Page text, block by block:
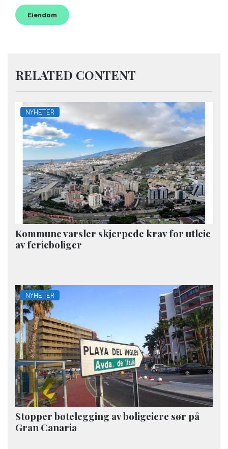
Eiendom
RELATED CONTENT
NYHETER
Kommune varsler skjerpede krav for utleie
av ferieboliger
NYHETER
Stopper bøtelegging av boligeiere sør på
Gran Canaria